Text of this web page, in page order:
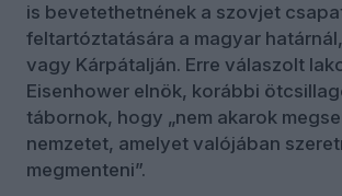
is bevetethetnének a szovjet
feltartóztatására a magyar
vagy Kárpátalján. Erre válaszolt
Eisenhower elnök, korábbi
tábornok, hogy „nem akarok
nemzetet, amelyet valójában
megmenteni”.